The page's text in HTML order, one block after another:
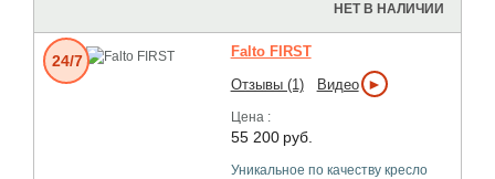
НЕТ В НАЛИЧИИ
Falto FIRST
Отзывы (1)
Видео ►
Цена :
55 200 руб.
Уникальное по качеству кресло
24/7